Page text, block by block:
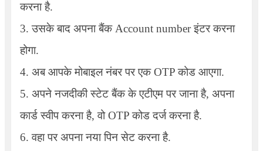
करना है.
3. उसके बाद अपना बैंक Account number इंटर करना
होगा.
4. अब आपके मोबाइल नंबर पर एक OTP कोड आएगा.
5. अपने नजदीकी स्टेट बैंक के एटीएम पर जाना है, अपना
कार्ड स्वीप करना है, वो OTP कोड दर्ज करना है.
6. वहा पर अपना नया पिन सेट करना है.